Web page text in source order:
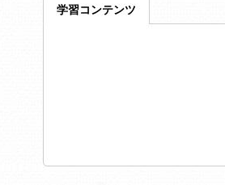
学習コンテンツ